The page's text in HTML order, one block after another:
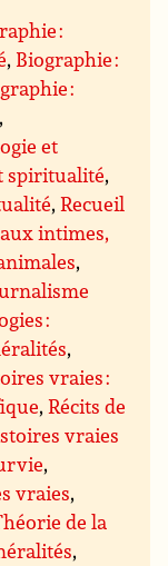
:
, Biographie :
:
,
et
spiritualité,
,Recueil
intimes,
,
:
,
vraies :
,Récits de
vraies
,
vraies,
de la
,